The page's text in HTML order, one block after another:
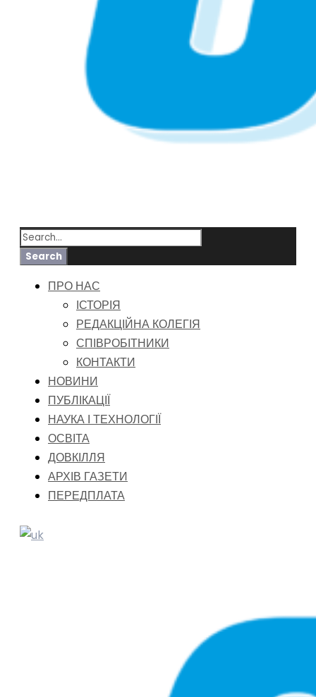
ПРО НАС
ІСТОРІЯ
РЕДАКЦІЙНА КОЛЕГІЯ
СПІВРОБІТНИКИ
КОНТАКТИ
НОВИНИ
ПУБЛІКАЦІЇ
НАУКА І ТЕХНОЛОГІЇ
ОСВІТА
ДОВКІЛЛЯ
АРХІВ ГАЗЕТИ
ПЕРЕДПЛАТА